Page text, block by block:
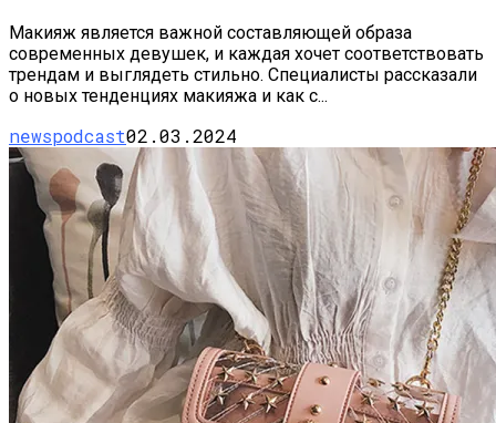
Макияж является важной составляющей образа
современных девушек, и каждая хочет соответствовать
трендам и выглядеть стильно. Специалисты рассказали
о новых тенденциях макияжа и как с...
newspodcast02.03.2024